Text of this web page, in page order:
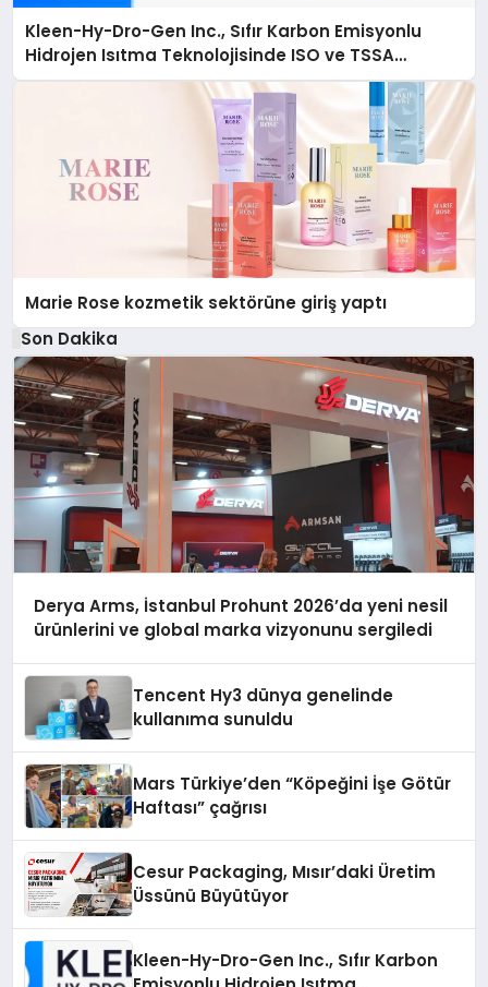
Kleen-Hy-Dro-Gen Inc., Sıfır Karbon Emisyonlu
Hidrojen Isıtma Teknolojisinde ISO ve TSSA
Düzenleyici Onaylarını Aldı
Marie Rose kozmetik sektörüne giriş yaptı
Son Dakika
Derya Arms, İstanbul Prohunt 2026’da yeni nesil
ürünlerini ve global marka vizyonunu sergiledi
Tencent Hy3 dünya genelinde
kullanıma sunuldu
Mars Türkiye’den “Köpeğini İşe Götür
Haftası” çağrısı
Cesur Packaging, Mısır’daki Üretim
Üssünü Büyütüyor
Kleen-Hy-Dro-Gen Inc., Sıfır Karbon